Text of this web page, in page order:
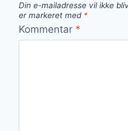
Din e-mailadresse vil ikke
er markeret med *
Kommentar *